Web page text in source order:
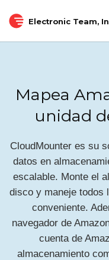
Electronic Team,
Mapea
unidad
CloudMounter es su
datos en
escalable. Monte el
disco y maneje todos
conveniente.
navegador de
cuenta de
almacenamiento